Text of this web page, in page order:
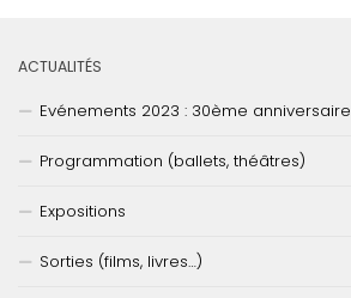
ACTUALITÉS
Evénements 2023 : 30ème anniversaire
Programmation (ballets, théâtres)
Expositions
Sorties (films, livres…)